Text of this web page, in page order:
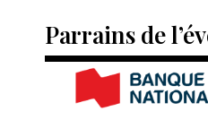
Parrains de